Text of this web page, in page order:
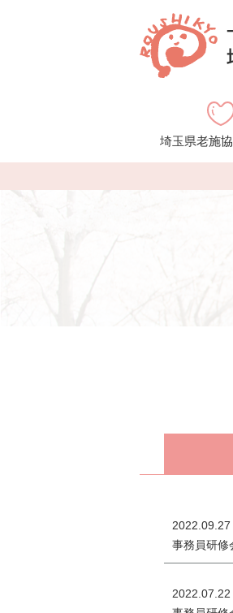
埼玉県老施
2022.09.27
事務員研修
2022.07.22